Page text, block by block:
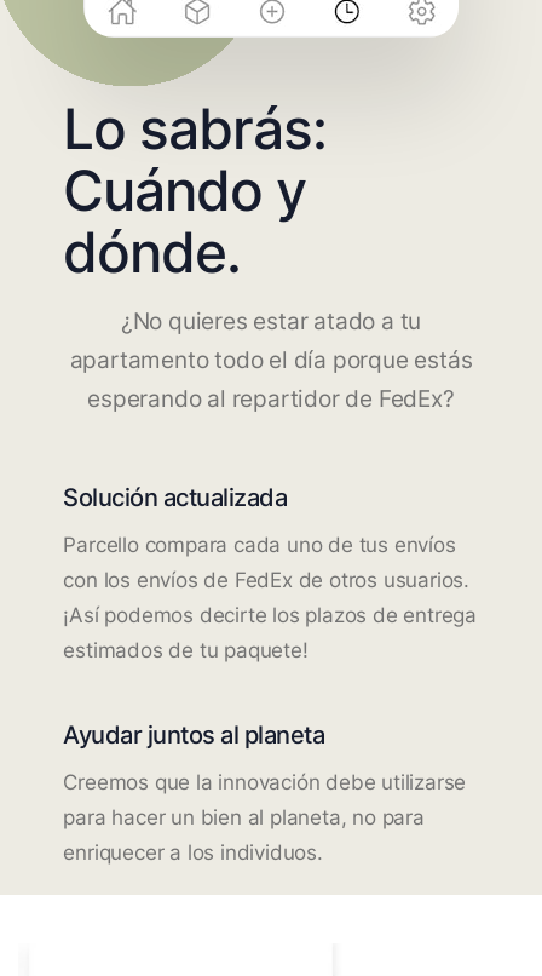
Lo sabrás:
Cuándo y
dónde.
¿No quieres estar atado a tu
apartamento todo el día porque estás
esperando al repartidor de FedEx?
Solución actualizada
Parcello compara cada uno de tus envíos
con los envíos de FedEx de otros usuarios.
¡Así podemos decirte los plazos de entrega
estimados de tu paquete!
Ayudar juntos al planeta
Creemos que la innovación debe utilizarse
para hacer un bien al planeta, no para
enriquecer a los individuos.